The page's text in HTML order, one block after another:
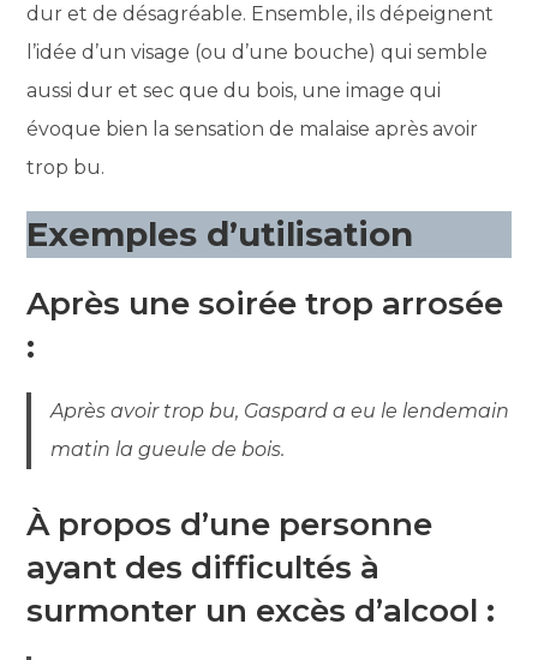
dur et de désagréable. Ensemble, ils dépeignent
l’idée d’un visage (ou d’une bouche) qui semble
aussi dur et sec que du bois, une image qui
évoque bien la sensation de malaise après avoir
trop bu.
Exemples d’utilisation
Après une soirée trop arrosée
:
Après avoir trop bu, Gaspard a eu le lendemain
matin la gueule de bois.
À propos d’une personne
ayant des difficultés à
surmonter un excès d’alcool :